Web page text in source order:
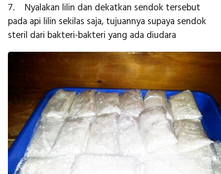
7. Nyalakan lilin dan dekatkan sendok tersebut
pada api lilin sekilas saja, tujuannya supaya sendok
steril dari bakteri-bakteri yang ada diudara